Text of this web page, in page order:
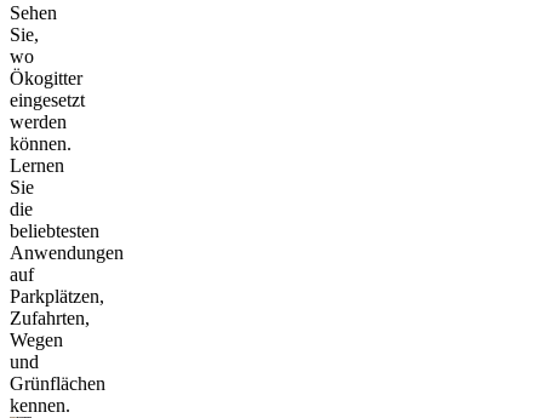
Sehen
Sie,
wo
Ökogitter
eingesetzt
werden
können.
Lernen
Sie
die
beliebtesten
Anwendungen
auf
Parkplätzen,
Zufahrten,
Wegen
und
Grünflächen
kennen.